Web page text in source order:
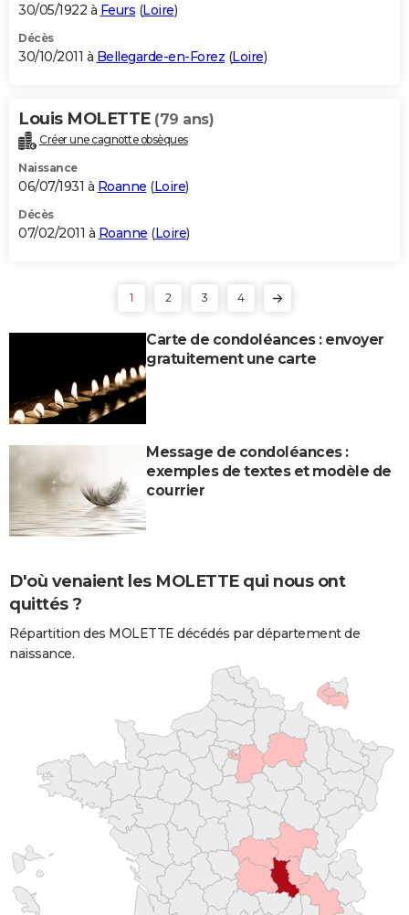
30/05/1922 à Feurs (Loire)
Décès
30/10/2011 à Bellegarde-en-Forez (Loire)
Louis MOLETTE (79 ans)
Créer une cagnotte obsèques
Naissance
06/07/1931 à Roanne (Loire)
Décès
07/02/2011 à Roanne (Loire)
1 2 3 4
Carte de condoléances : envoyer
gratuitement une carte
Message de condoléances :
exemples de textes et modèle de
courrier
D'où venaient les MOLETTE qui nous ont
quittés ?
Répartition des MOLETTE décédés par département de
naissance.